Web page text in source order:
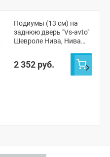
Подиумы (13 см) на
заднюю дверь "Vs-avto"
Шевроле Нива, Нива
2 352 руб.